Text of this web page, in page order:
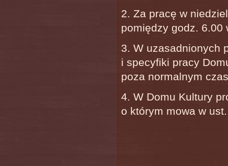
2. Za pracę w
pomiędzy godz. 6.00
3. W uzasadnionych
i specyfiki pracy
poza normalnym
4. W Domu Kultury
o którym mowa w